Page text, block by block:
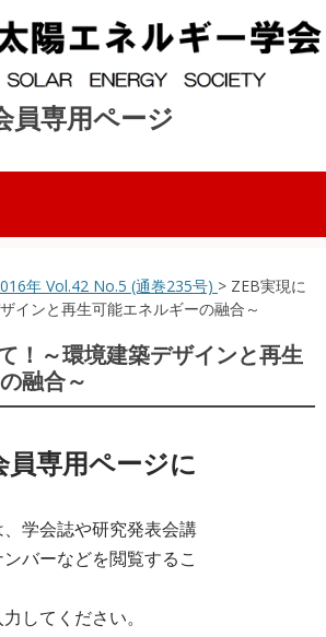
員専用ページ
年 Vol.42 No.5 (通巻235号) > ZEB実現に
インと再生可能エネルギーの融合～
！～環境建築デザインと再生
融合～
専用ページに
学会誌や研究発表会講
バーなどを閲覧するこ
してください。